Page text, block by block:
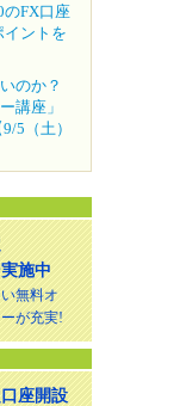
のFX口座
ントを
のか？
講座」
5（土）
施中
無料オ
が充実!
座開設